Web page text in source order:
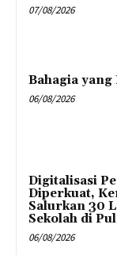
07/08/2026
Bahagia
06/08/2026
Digitalisasi
Diperkuat,
Salurkan 30
Sekolah di
06/08/2026